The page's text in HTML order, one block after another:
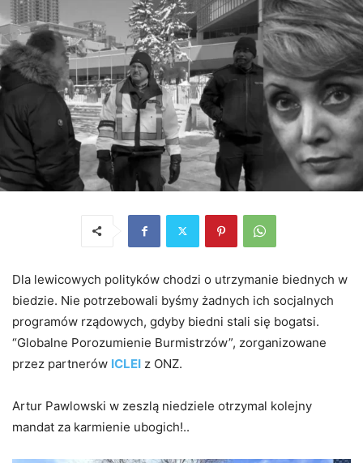
Dla lewicowych polityków chodzi o utrzymanie biednych w
biedzie. Nie potrzebowali byśmy żadnych ich socjalnych
programów rządowych, gdyby biedni stali się bogatsi.
“Globalne Porozumienie Burmistrzów”, zorganizowane
przez partnerów ICLEI z ONZ.
Artur Pawlowski w zeszlą niedziele otrzymal kolejny
mandat za karmienie ubogich!..